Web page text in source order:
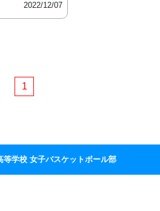
2022/12/07
1
等学校 女子バスケットボール部